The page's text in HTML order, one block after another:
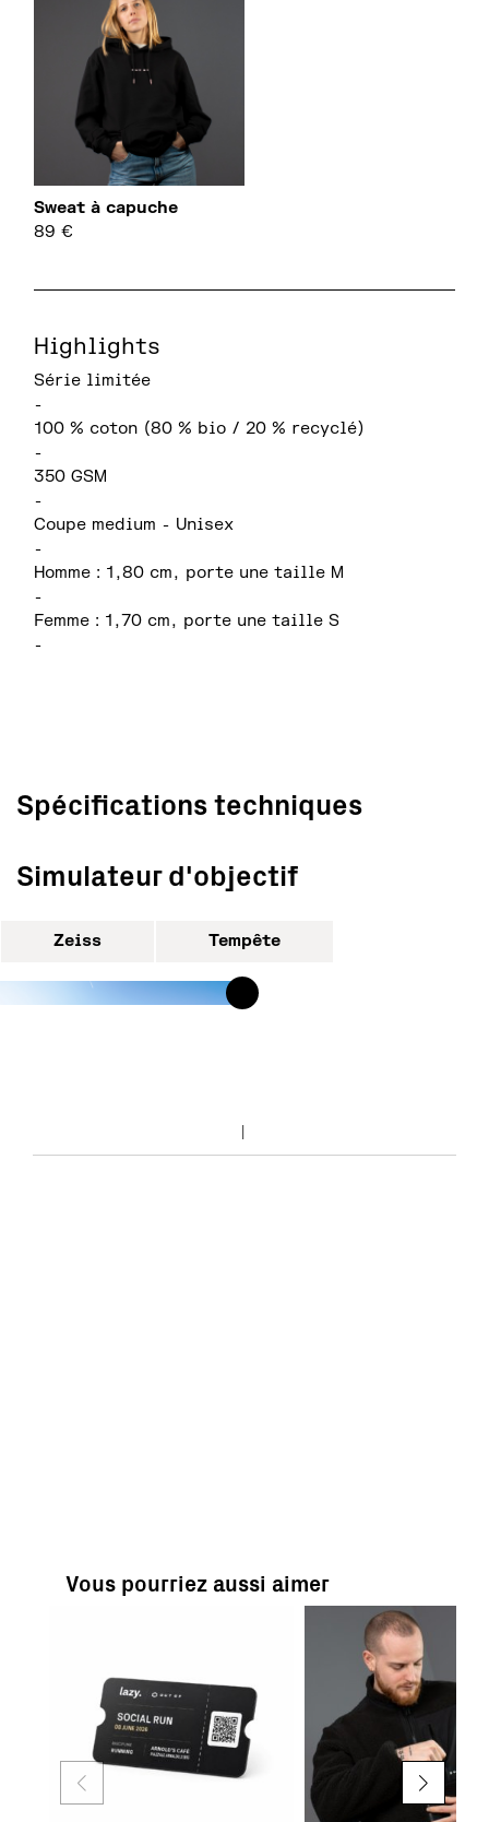
Sweat à capuche
89 €
Highlights
Série limitée
-
100 % coton (80 % bio / 20 % recyclé)
-
350 GSM
-
Coupe medium - Unisex
-
Homme : 1,80 cm, porte une taille M
-
Femme : 1,70 cm, porte une taille S
-
Spécifications techniques
Simulateur d'objectif
Zeiss Tempête
Vous pourriez aussi aimer